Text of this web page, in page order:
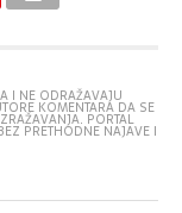
I NE ODRAŽAVAJU
KOMENTARA DA SE
PORTAL
PRETHODNE NAJAVE I